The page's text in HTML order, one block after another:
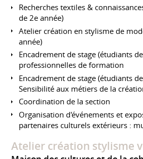
Recherches textiles &
de 2e année)
Atelier création en stylisme de
année)
Encadrement de stage (étudiants
professionnelles de formation
Encadrement de stage (étudiants
Sensibilité aux métiers de la
Coordination de la section
Organisation d'événements et
partenaires culturels extérieurs :
Atelier création stylisme